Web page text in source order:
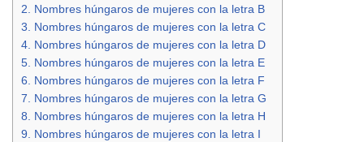
2.
Nombres húngaros de mujeres con la letra B
3.
Nombres húngaros de mujeres con la letra C
4. Nombres húngaros de mujeres con la letra D
5. Nombres húngaros de mujeres con la letra E
6.
Nombres húngaros de mujeres con la letra F
7.
Nombres húngaros de mujeres con la letra G
8.
Nombres húngaros de mujeres con la letra H
9.
Nombres húngaros de mujeres con la letra I